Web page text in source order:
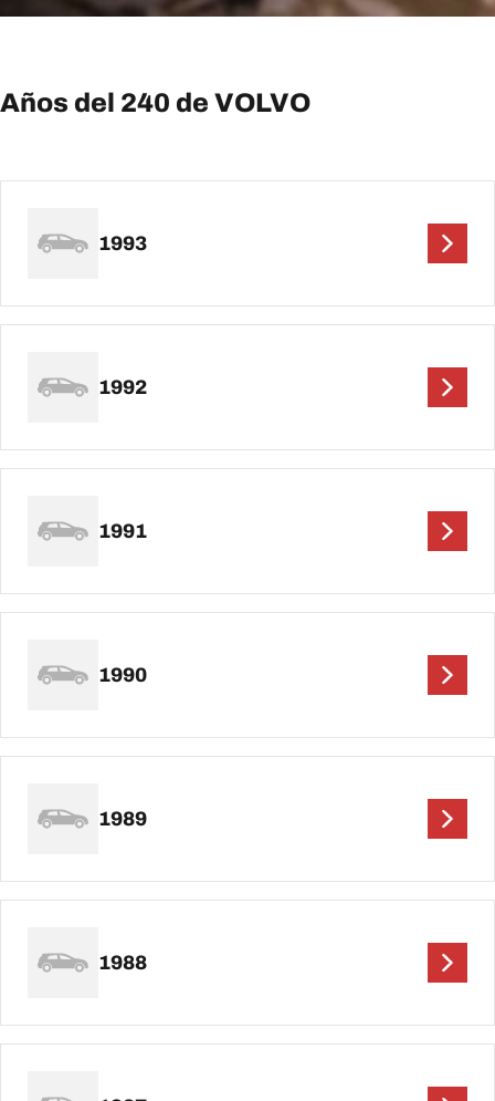
Años del 240 de VOLVO
1993
1992
1991
1990
1989
1988